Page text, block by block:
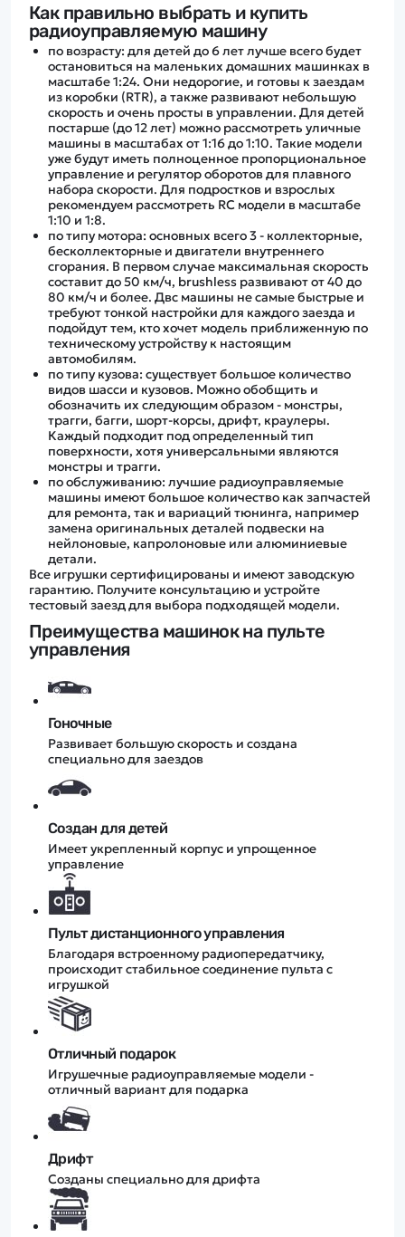
Как правильно выбрать и купить
радиоуправляемую машину
по возрасту: для детей до 6 лет лучше всего будет
остановиться на маленьких домашних машинках в
масштабе 1:24. Они недорогие, и готовы к заездам
из коробки (RTR), а также развивают небольшую
скорость и очень просты в управлении. Для детей
постарше (до 12 лет) можно рассмотреть уличные
машины в масштабах от 1:16 до 1:10. Такие модели
уже будут иметь полноценное пропорциональное
управление и регулятор оборотов для плавного
набора скорости. Для подростков и взрослых
рекомендуем рассмотреть RC модели в масштабе
1:10 и 1:8.
по типу мотора: основных всего 3 - коллекторные,
бесколлекторные и двигатели внутреннего
сгорания. В первом случае максимальная скорость
составит до 50 км/ч, brushless развивают от 40 до
80 км/ч и более. Двс машины не самые быстрые и
требуют тонкой настройки для каждого заезда и
подойдут тем, кто хочет модель приближенную по
техническому устройству к настоящим
автомобилям.
по типу кузова: существует большое количество
видов шасси и кузовов. Можно обобщить и
обозначить их следующим образом - монстры,
трагги, багги, шорт-корсы, дрифт, краулеры.
Каждый подходит под определенный тип
поверхности, хотя универсальными являются
монстры и трагги.
по обслуживанию: лучшие радиоуправляемые
машины имеют большое количество как запчастей
для ремонта, так и вариаций тюнинга, например
замена оригинальных деталей подвески на
нейлоновые, капролоновые или алюминиевые
детали.
Все игрушки сертифицированы и имеют заводскую
гарантию. Получите консультацию и устройте
тестовый заезд для выбора подходящей модели.
Преимущества машинок на пульте
управления
Гоночные
Развивает большую скорость и создана
специально для заездов
Создан для детей
Имеет укрепленный корпус и упрощенное
управление
Пульт дистанционного управления
Благодаря встроенному радиопередатчику,
происходит стабильное соединение пульта с
игрушкой
Отличный подарок
Игрушечные радиоуправляемые модели -
отличный вариант для подарка
Дрифт
Созданы специально для дрифта